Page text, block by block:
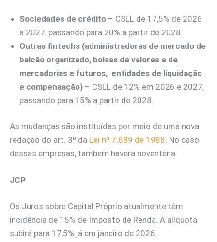
Sociedades de crédito – CSLL de 17,5% de 2026
a 2027, passando para 20% a partir de 2028.
Outras fintechs (administradoras de mercado de
balcão organizado, bolsas de valores e de
mercadorias e futuros, entidades de liquidação
e compensação) – CSLL de 12% em 2026 e 2027,
passando para 15% a partir de 2028.
As mudanças são instituídas por meio de uma nova
redação do art. 3º da Lei nº 7.689 de 1988 . No caso
dessas empresas, também haverá noventena.
JCP
Os Juros sobre Capital Próprio atualmente têm
incidência de 15% de Imposto de Renda. A alíquota
subirá para 17,5% já em janeiro de 2026.